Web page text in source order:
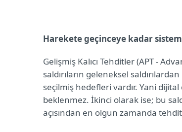
Harekete geçinceye kadar
Gelişmiş Kalıcı Tehditler (APT -
saldırıların geleneksel
seçilmiş hedefleri vardır. Yani
beklenmez. İkinci olarak ise; bu
açısından en olgun zamanda